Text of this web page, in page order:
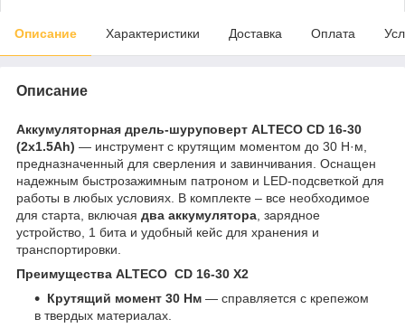
Описание Характеристики Доставка Оплата
Описание
Аккумуляторная дрель-шуруповерт ALTECO CD 16-30
(2x1.5Ah)​ — инструмент с крутящим моментом до 30 Н·м,
предназначенный для сверления и завинчивания. Оснащен
надежным быстрозажимным патроном и LED-подсветкой для
работы в любых условиях. В комплекте – все необходимое
для старта, включая два аккумулятора , зарядное
устройство, 1 бита и удобный кейс для хранения и
транспортировки.
Преимущества ALTECO CD 16-30 X2
Крутящий момент 30 Нм — справляется с крепежом
в твердых материалах.